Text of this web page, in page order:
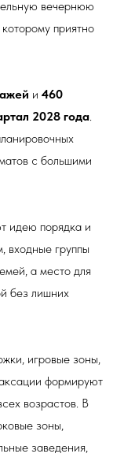
вечернюю
приятно
и 460
2028 года.
с большими
идею порядка и
входные группы
а место для
без лишних
игровые зоны,
формируют
возрастов. В
зоны,
заведения,